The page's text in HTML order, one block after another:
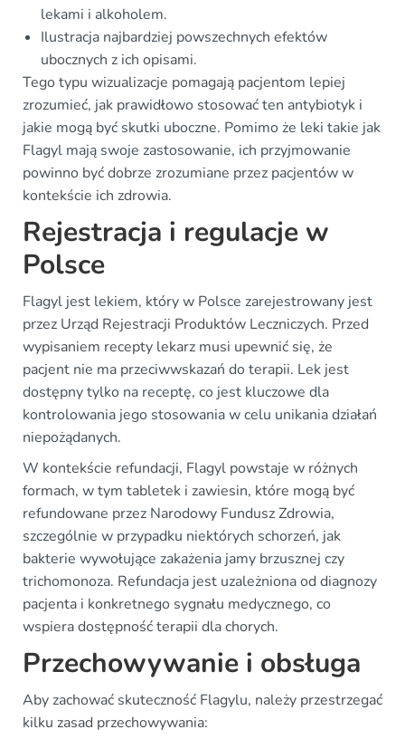
lekami i alkoholem.
Ilustracja najbardziej powszechnych efektów
ubocznych z ich opisami.
Tego typu wizualizacje pomagają pacjentom lepiej
zrozumieć, jak prawidłowo stosować ten antybiotyk i
jakie mogą być skutki uboczne. Pomimo że leki takie jak
Flagyl mają swoje zastosowanie, ich przyjmowanie
powinno być dobrze zrozumiane przez pacjentów w
kontekście ich zdrowia.
Rejestracja i regulacje w
Polsce
Flagyl jest lekiem, który w Polsce zarejestrowany jest
przez Urząd Rejestracji Produktów Leczniczych. Przed
wypisaniem recepty lekarz musi upewnić się, że
pacjent nie ma przeciwwskazań do terapii. Lek jest
dostępny tylko na receptę, co jest kluczowe dla
kontrolowania jego stosowania w celu unikania działań
niepożądanych.
W kontekście refundacji, Flagyl powstaje w różnych
formach, w tym tabletek i zawiesin, które mogą być
refundowane przez Narodowy Fundusz Zdrowia,
szczególnie w przypadku niektórych schorzeń, jak
bakterie wywołujące zakażenia jamy brzusznej czy
trichomonoza. Refundacja jest uzależniona od diagnozy
pacjenta i konkretnego sygnału medycznego, co
wspiera dostępność terapii dla chorych.
Przechowywanie i obsługa
Aby zachować skuteczność Flagylu, należy przestrzegać
kilku zasad przechowywania: